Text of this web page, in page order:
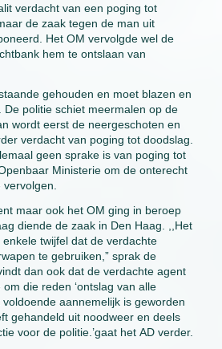
verdacht van een poging tot
de zaak tegen de man uit
Het OM vervolgde wel de
hem te ontslaan van
gehouden en moet blazen en
politie schiet meermalen op de
wordt eerst de neergeschoten en
verdacht van poging tot doodslag.
geen sprake is van poging tot
Ministerie om de onterecht
maar ook het OM ging in beroep
diende de zaak in Den Haag. ,,Het
twijfel dat de verdachte
te gebruiken,” sprak de
dan ook dat de verdachte agent
die reden ‘ontslag van alle
voldoende aannemelijk is geworden
gehandeld uit noodweer en deels
voor de politie.’gaat het AD verder.